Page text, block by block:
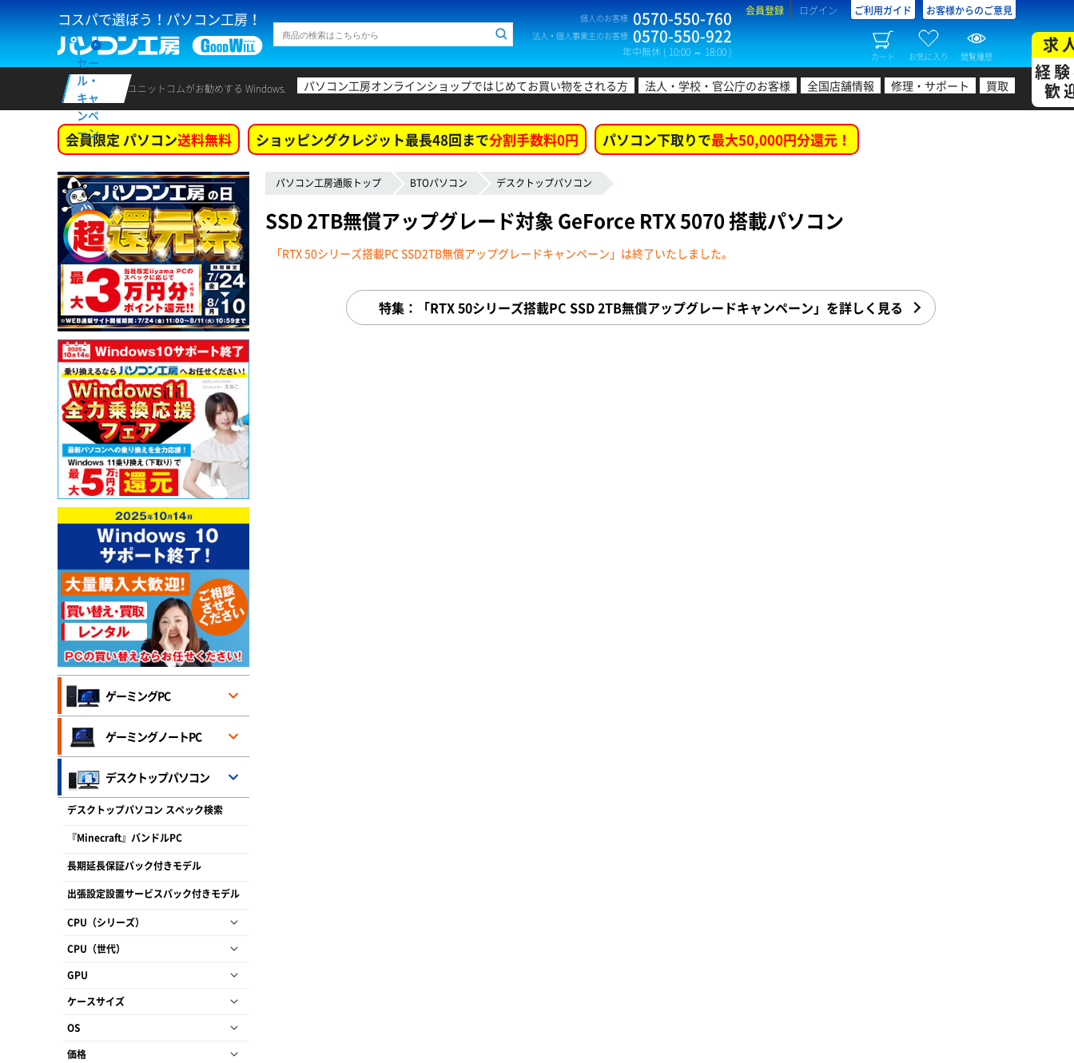
コスパで選ぼう！パソコン工房！ 個人のお客様 0570-550-760
法人・個人事業主のお客様 0570-550-922
年中無休 ( 10:00 ～ 18:00 )
会員登録 ログイン ご利用ガイド お客様からのご意見
カート お気に入り 閲覧履歴
セー
ル・
キャ
ンペ
ーン
ユニットコムがお勧めする Windows. パソコン工房オンラインショップではじめてお買い物をされる方 法人・学校・官公庁のお客様 全国店舗情報 修理・サポート 買取
求
経
歓
会員限定 パソコン送料無料 ショッピングクレジット最長48回まで分割手数料0円 パソコン下取りで最大50,000円分還元！
パソコン工房通販トップ BTOパソコン デスクトップパソコン
SSD 2TB無償アップグレード対象 GeForce RTX 5070 搭載パソコン
「RTX 50シリーズ搭載PC SSD2TB無償アップグレードキャンペーン」は終了いたしました。
特集：「RTX 50シリーズ搭載PC SSD 2TB無償アップグレードキャンペーン」を詳しく見る
ゲーミングPC
ゲーミングノートPC
デスクトップパソコン
デスクトップパソコン スペック検索
『Minecraft』バンドルPC
長期延長保証パック付きモデル
出張設定設置サービスパック付きモデル
CPU（シリーズ）
CPU（世代）
GPU
ケースサイズ
OS
価格